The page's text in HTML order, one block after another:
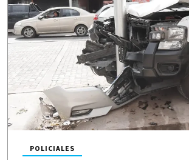
POLICIALES